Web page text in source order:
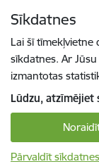
Sīkdatnes
Lai šī
sīkdatnes. Ar
izmantotas
Lūdzu, atzīmējiet
Pārvaldīt sīkdatnes